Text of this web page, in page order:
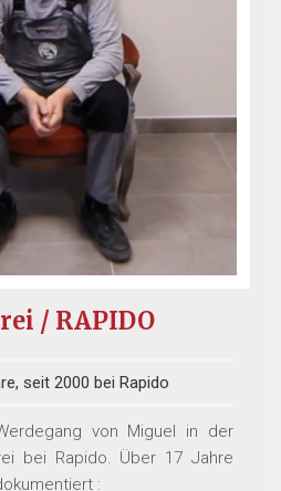
/ RAPIDO
seit 2000 bei Rapido
von Miguel in der
bei Rapido. Über 17 Jahre
: